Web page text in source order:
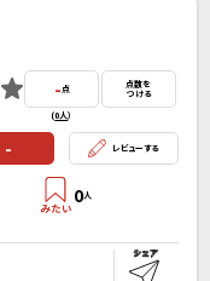
-点
(0人）
点数を
つける
- レビューする
0人